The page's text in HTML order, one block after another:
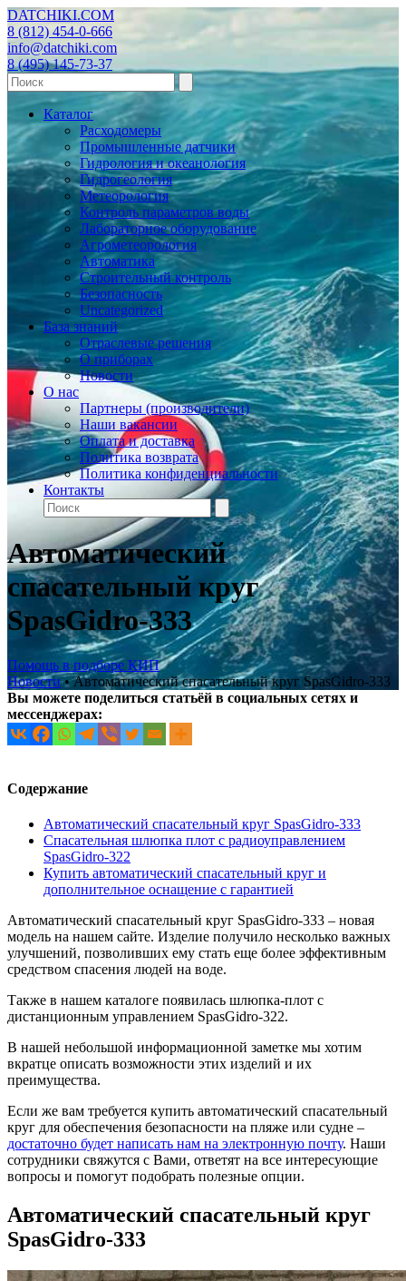
DATCHIKI.COM
8 (812) 454-0-666
info@datchiki.com
8 (495) 145-73-37
Каталог
Расходомеры
Промышленные датчики
Гидрология и океанология
Гидрогеология
Метеорология
Контроль параметров воды
Лабораторное оборудование
Агрометеорология
Автоматика
Строительный контроль
Безопасность
Uncategorized
База знаний
Отраслевые решения
О приборах
Новости
О нас
Партнеры (производители)
Наши вакансии
Оплата и доставка
Политика возврата
Политика конфиденциальности
Контакты
Автоматический
спасательный круг
SpasGidro-333
Помощь в подборе КИП
Новости•Автоматический спасательный круг SpasGidro-333
Вы можете поделиться статьёй в социальных сетях и
мессенджерах:
Содержание
Автоматический спасательный круг SpasGidro-333
Спасательная шлюпка плот с радиоуправлением
SpasGidro-322
Купить автоматический спасательный круг и
дополнительное оснащение с гарантией
Автоматический спасательный круг SpasGidro-333 – новая
модель на нашем сайте. Изделие получило несколько важных
улучшений, позволивших ему стать еще более эффективным
средством спасения людей на воде.
Также в нашем каталоге появилась шлюпка-плот с
дистанционным управлением SpasGidro-322.
В нашей небольшой информационной заметке мы хотим
вкратце описать возможности этих изделий и их
преимущества.
Если же вам требуется купить автоматический спасательный
круг для обеспечения безопасности на пляже или судне –
достаточно будет написать нам на электронную почту. Наши
сотрудники свяжутся с Вами, ответят на все интересующие
вопросы и помогут подобрать полезные опции.
Автоматический спасательный круг
SpasGidro-333